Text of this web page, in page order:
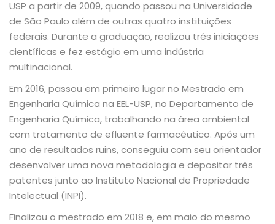
USP a partir de 2009, quando passou na Universidade
de São Paulo além de outras quatro instituições
federais. Durante a graduação, realizou três iniciações
científicas e fez estágio em uma indústria
multinacional.
Em 2016, passou em primeiro lugar no Mestrado em
Engenharia Química na EEL-USP, no Departamento de
Engenharia Química, trabalhando na área ambiental
com tratamento de efluente farmacêutico. Após um
ano de resultados ruins, conseguiu com seu orientador
desenvolver uma nova metodologia e depositar três
patentes junto ao Instituto Nacional de Propriedade
Intelectual (INPI).
Finalizou o mestrado em 2018 e, em maio do mesmo